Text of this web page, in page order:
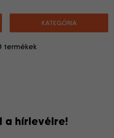
KATEGÓRIA
termékek
a hírlevélre!